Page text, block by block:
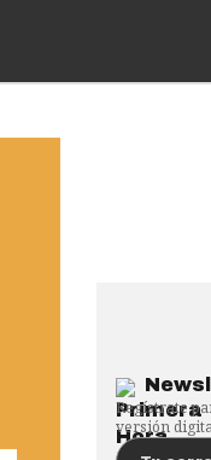
Regístrate
versión